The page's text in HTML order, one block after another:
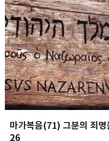
우리에게 생명을 주시기 위해서이
오후 3시까지6. 나의 하나님, 나의
버리셨나이까?7. 예수님이 버림
받아들여지도록 하기 위해서다!기
말…
마가복음(71) 그분의 죄
26